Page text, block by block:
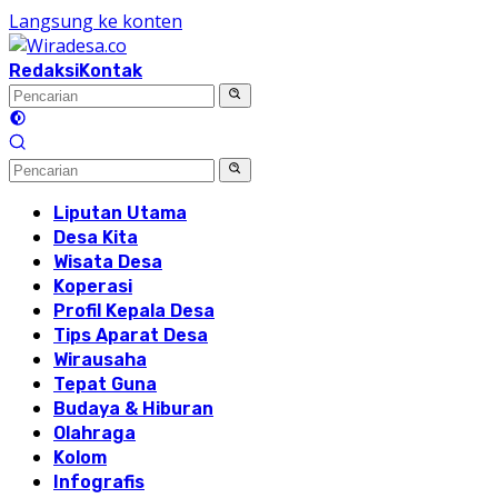
Langsung ke konten
RedaksiKontak
Liputan Utama
Desa Kita
Wisata Desa
Koperasi
Profil Kepala Desa
Tips Aparat Desa
Wirausaha
Tepat Guna
Budaya & Hiburan
Olahraga
Kolom
Infografis